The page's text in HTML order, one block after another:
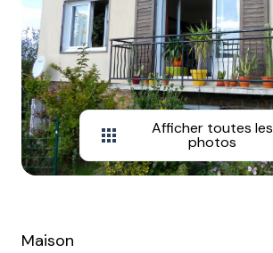
Afficher toutes les
photos
Maison